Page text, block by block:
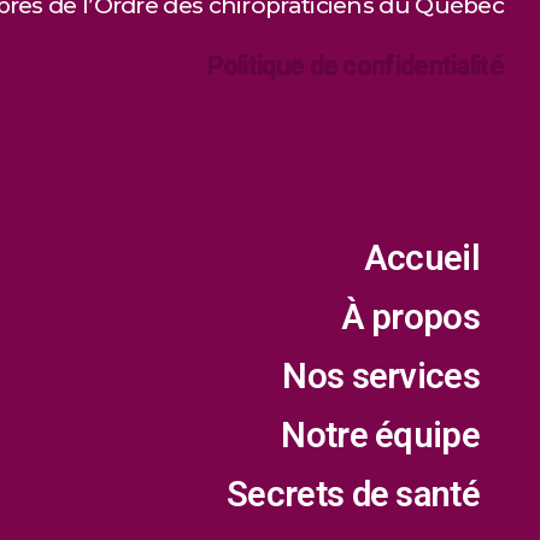
Politique de confidentialité
Accueil
À propos
Nos services
Notre équipe
Secrets de santé